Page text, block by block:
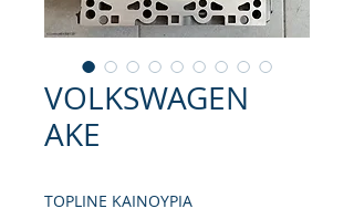
VOLKSWAGEN
AKE
TOPLINE ΚΑΙΝΟΥΡΙΑ